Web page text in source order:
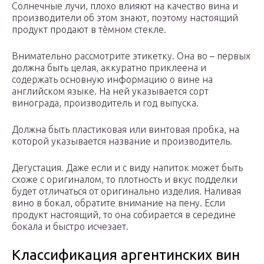
Солнечные лучи, плохо влияют на качество вина и
производители об этом знают, поэтому настоящий
продукт продают в тёмном стекле.
Внимательно рассмотрите этикетку. Она во – первых
должна быть целая, аккуратно приклеена и
содержать основную информацию о вине на
английском языке. На ней указывается сорт
винограда, производитель и год выпуска.
Должна быть пластиковая или винтовая пробка, на
которой указывается название и производитель.
Дегустация. Даже если и с виду напиток может быть
схоже с оригиналом, то плотность и вкус подделки
будет отличаться от оригинально изделия. Наливая
вино в бокал, обратите внимание на пену. Если
продукт настоящий, то она собирается в середине
бокала и быстро исчезает.
Классификация аргентинских вин